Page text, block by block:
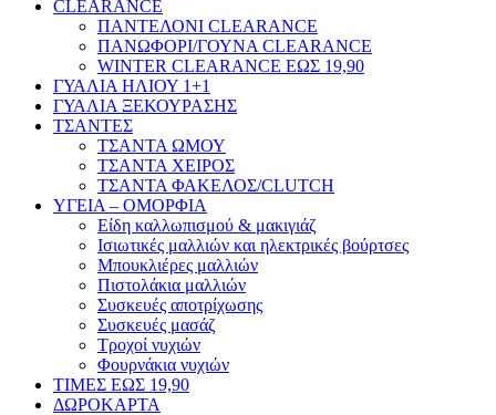
CLEARANCE
ΠΑΝΤΕΛΟΝΙ CLEARANCE
ΠΑΝΩΦΟΡΙ/ΓΟΥΝΑ CLEARANCE
WINTER CLEARANCE ΕΩΣ 19,90
ΓΥΑΛΙΑ ΗΛΙΟΥ 1+1
ΓΥΑΛΙΑ ΞΕΚΟΥΡΑΣΗΣ
ΤΣΑΝΤΕΣ
ΤΣΑΝΤΑ ΩΜΟΥ
ΤΣΑΝΤΑ ΧΕΙΡΟΣ
ΤΣΑΝΤΑ ΦΑΚΕΛΟΣ/CLUTCH
ΥΓΕΙΑ – ΟΜΟΡΦΙΑ
Είδη καλλωπισμού & μακιγιάζ
Ισιωτικές μαλλιών και ηλεκτρικές βούρτσες
Μπουκλιέρες μαλλιών
Πιστολάκια μαλλιών
Συσκευές αποτρίχωσης
Συσκευές μασάζ
Τροχοί νυχιών
Φουρνάκια νυχιών
ΤΙΜΕΣ ΕΩΣ 19,90
ΔΩΡΟΚΑΡΤΑ